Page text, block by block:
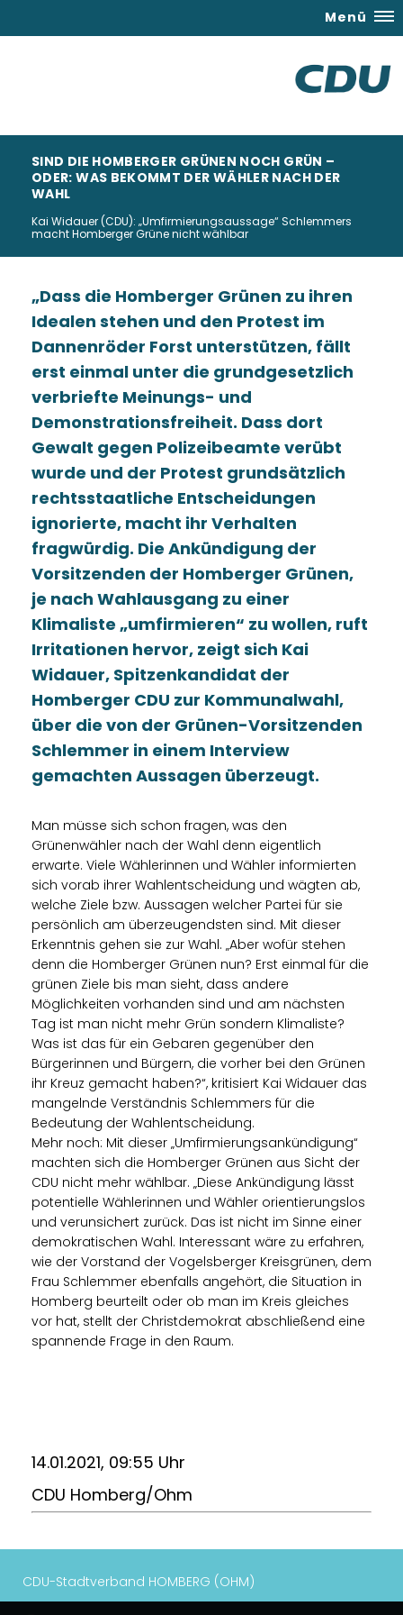
Menü
SIND DIE HOMBERGER GRÜNEN NOCH GRÜN –
ODER: WAS BEKOMMT DER WÄHLER NACH DER
WAHL
Kai Widauer (CDU): „Umfirmierungsaussage“ Schlemmers
macht Homberger Grüne nicht wählbar
Dass die Homberger Grünen zu ihren
Idealen stehen und den Protest im
Dannenröder Forst unterstützen, fällt
erst einmal unter die grundgesetzlich
verbriefte Meinungs- und
Demonstrationsfreiheit. Dass dort
Gewalt gegen Polizeibeamte verübt
wurde und der Protest grundsätzlich
rechtsstaatliche Entscheidungen
ignorierte, macht ihr Verhalten
fragwürdig. Die Ankündigung der
Vorsitzenden der Homberger Grünen,
je nach Wahlausgang zu einer
Klimaliste „umfirmieren“ zu wollen, ruft
Irritationen hervor, zeigt sich Kai
Widauer, Spitzenkandidat der
Homberger CDU zur Kommunalwahl,
über die von der Grünen-Vorsitzenden
Schlemmer in einem Interview
gemachten Aussagen überzeugt.
Man müsse sich schon fragen, was den
Grünenwähler nach der Wahl denn eigentlich
erwarte. Viele Wählerinnen und Wähler informierten
sich vorab ihrer Wahlentscheidung und wägten ab,
welche Ziele bzw. Aussagen welcher Partei für sie
persönlich am überzeugendsten sind. Mit dieser
Erkenntnis gehen sie zur Wahl. „Aber wofür stehen
denn die Homberger Grünen nun? Erst einmal für die
grünen Ziele bis man sieht, dass andere
Möglichkeiten vorhanden sind und am nächsten
Tag ist man nicht mehr Grün sondern Klimaliste?
Was ist das für ein Gebaren gegenüber den
Bürgerinnen und Bürgern, die vorher bei den Grünen
ihr Kreuz gemacht haben?“, kritisiert Kai Widauer das
mangelnde Verständnis Schlemmers für die
Bedeutung der Wahlentscheidung.
Mehr noch: Mit dieser „Umfirmierungsankündigung“
machten sich die Homberger Grünen aus Sicht der
CDU nicht mehr wählbar. „Diese Ankündigung lässt
potentielle Wählerinnen und Wähler orientierungslos
und verunsichert zurück. Das ist nicht im Sinne einer
demokratischen Wahl. Interessant wäre zu erfahren,
wie der Vorstand der Vogelsberger Kreisgrünen, dem
Frau Schlemmer ebenfalls angehört, die Situation in
Homberg beurteilt oder ob man im Kreis gleiches
vor hat, stellt der Christdemokrat abschließend eine
spannende Frage in den Raum.
14.01.2021, 09:55 Uhr
CDU Homberg/Ohm
CDU-Stadtverband HOMBERG (OHM)